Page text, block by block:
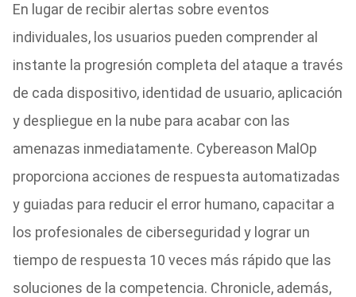
En lugar de recibir alertas sobre eventos
individuales, los usuarios pueden comprender al
instante la progresión completa del ataque a través
de cada dispositivo, identidad de usuario, aplicación
y despliegue en la nube para acabar con las
amenazas inmediatamente. Cybereason MalOp
proporciona acciones de respuesta automatizadas
y guiadas para reducir el error humano, capacitar a
los profesionales de ciberseguridad y lograr un
tiempo de respuesta 10 veces más rápido que las
soluciones de la competencia. Chronicle, además,